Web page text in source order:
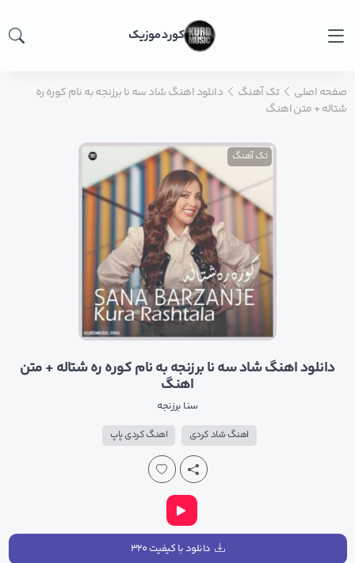
کورد موزیک
صفحه اصلی تک آهنگ
دانلود اهنگ شاد سه نا برزنجه به نام کوره ره
شتاله + متن اهنگ
تک آهنگ
دانلود اهنگ شاد سه نا برزنجه به نام کوره ره شتاله + متن
اهنگ
سنا برزنجه
اهنگ شاد کردی اهنگ کردی پاپ
دانلود با کیفیت ۳۲۰